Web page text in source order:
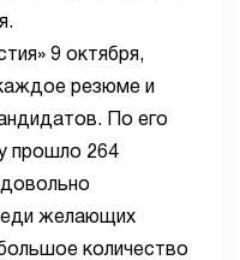
9 октября,
резюме и
По его
прошло 264
желающих
количество